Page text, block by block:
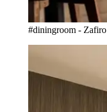
#diningroom - Zafiro